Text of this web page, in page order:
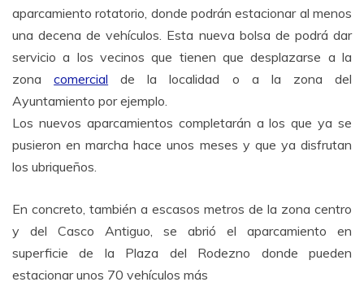
aparcamiento rotatorio, donde podrán estacionar al menos
una decena de vehículos. Esta nueva bolsa de podrá dar
servicio a los vecinos que tienen que desplazarse a la
zonacomercial de la localidad o a la zona del
Ayuntamiento por ejemplo.
Los nuevos aparcamientos completarán a los que ya se
pusieron en marcha hace unos meses y que ya disfrutan
los ubriqueños.
En concreto, también a escasos metros de la zona centro
y del Casco Antiguo, se abrió el aparcamiento en
superficie de la Plaza del Rodezno donde pueden
estacionar unos 70 vehículos más